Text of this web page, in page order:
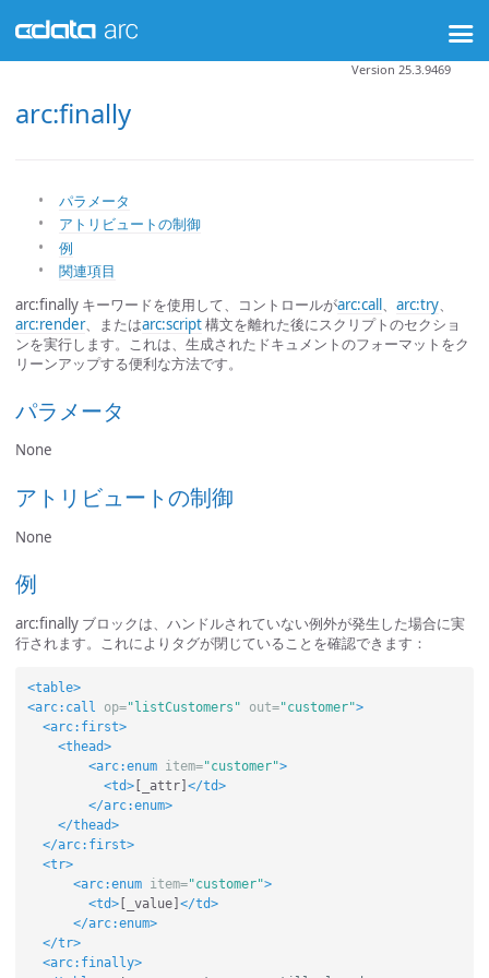
arc:finally
Version 25.3.9469
パラメータ
アトリビュートの制御
例
関連項目
arc:finally キーワードを使用して、コントロールがarc:call、 arc:try、
arc:render、またはarc:script構文を離れた後にスクリプトのセクショ
ンを実行します。これは、生成されたドキュメントのフォーマットをク
リーンアップする便利な方法です。
パラメータ
None
アトリビュートの制御
None
例
arc:finally ブロックは、ハンドルされていない例外が発生した場合に実
行されます。これによりタグが閉じていることを確認できます：
<table>
<arc:call
op="listCustomers" out="customer">
<arc:first>
<thead>
<arc:enum
item="customer">
<td>[_attr] </td>
</arc:enum>
</thead>
</arc:first>
<tr>
<arc:enum
item="customer">
<td>[_value] </td>
</arc:enum>
</tr>
<arc:finally>